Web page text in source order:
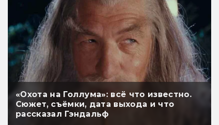
«Охота на Голлума»: всё что известно.
Сюжет, съёмки, дата выхода и что
рассказал Гэндальф